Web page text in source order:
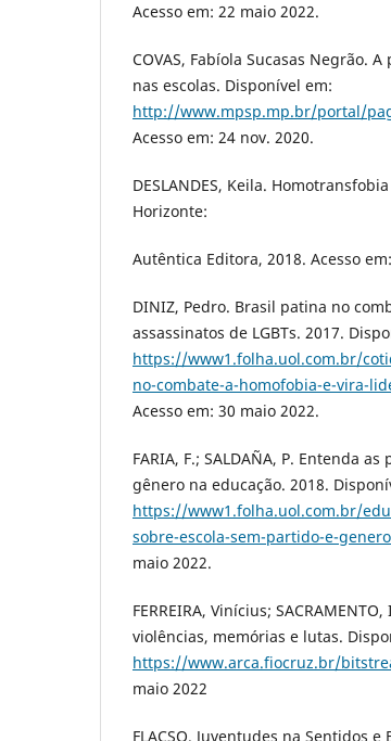
Acesso em: 22 maio 2022.
COVAS, Fabíola Sucasas Negrão.
nas escolas. Disponível em:
http://www.mpsp.mp.br/portal/
Acesso em: 24 nov. 2020.
DESLANDES, Keila.
Horizonte:
Autêntica Editora, 2018. Acesso
DINIZ, Pedro. Brasil patina no
assassinatos de LGBTs. 2017.
https://www1.folha.uol.com.br/
no-combate-a-homofobia-e-vira-
Acesso em: 30 maio 2022.
FARIA, F.; SALDAÑA, P. Entenda
gênero na educação. 2018.
https://www1.folha.uol.com.br/
sobre-escola-sem-partido-e-
maio 2022.
FERREIRA, Vinícius;
violências, memórias e lutas.
https://www.arca.fiocruz.br/
maio 2022
FLACSO. Juventudes na Sentidos e